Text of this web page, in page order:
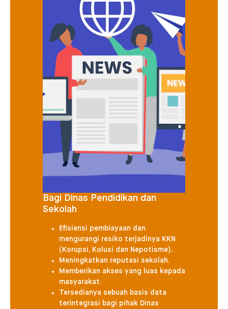
Bagi Dinas Pendidikan dan
Sekolah
Efisiensi pembiayaan dan
mengurangi resiko terjadinya KKN
(Korupsi, Kolusi dan Nepotisme).
Meningkatkan reputasi sekolah.
Memberikan akses yang luas kepada
masyarakat.
Tersedianya sebuah basis data
terintegrasi bagi pihak Dinas